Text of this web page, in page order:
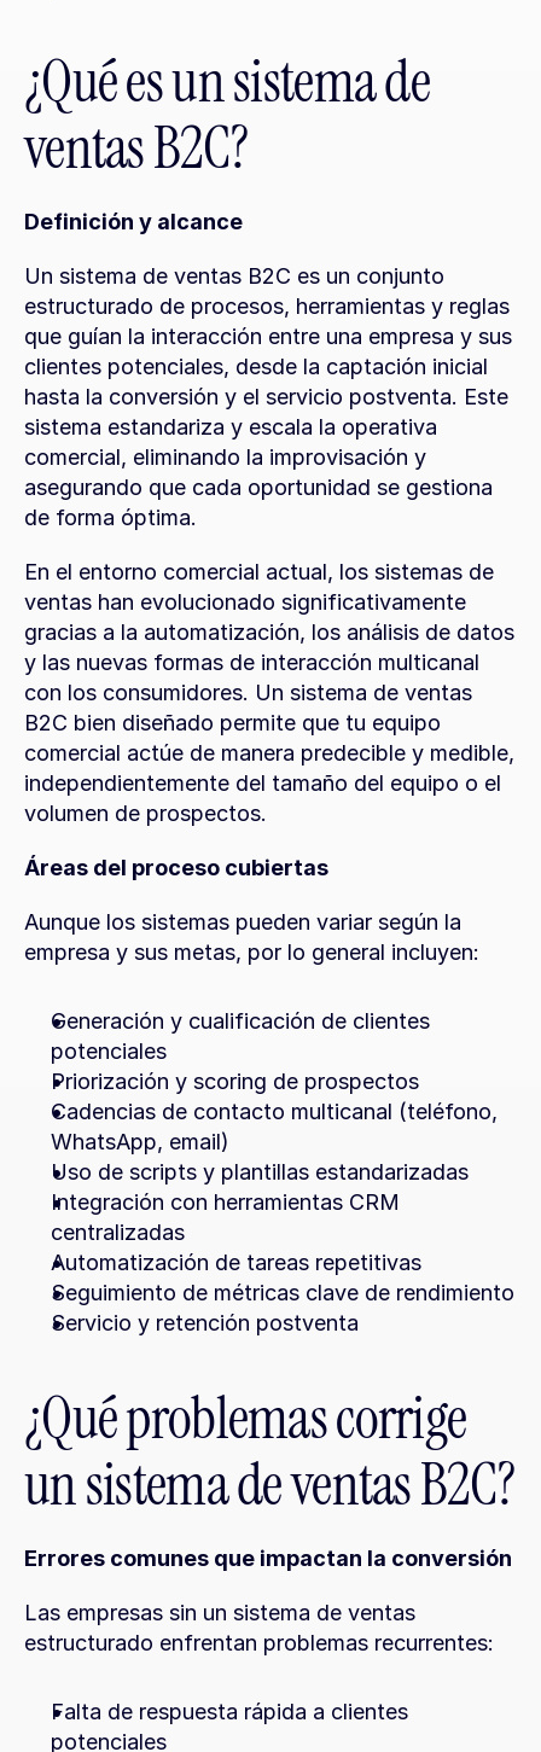
¿Qué es un sistema de
ventas B2C?
Definición y alcance
Un sistema de ventas B2C es un conjunto
estructurado de procesos, herramientas y reglas
que guían la interacción entre una empresa y sus
clientes potenciales, desde la captación inicial
hasta la conversión y el servicio postventa. Este
sistema estandariza y escala la operativa
comercial, eliminando la improvisación y
asegurando que cada oportunidad se gestiona
de forma óptima.
En el entorno comercial actual, los sistemas de
ventas han evolucionado significativamente
gracias a la automatización, los análisis de datos
y las nuevas formas de interacción multicanal
con los consumidores. Un sistema de ventas
B2C bien diseñado permite que tu equipo
comercial actúe de manera predecible y medible,
independientemente del tamaño del equipo o el
volumen de prospectos.
Áreas del proceso cubiertas
Aunque los sistemas pueden variar según la
empresa y sus metas, por lo general incluyen:
Generación y cualificación de clientes
potenciales
Priorización y scoring de prospectos
Cadencias de contacto multicanal (teléfono,
WhatsApp, email)
Uso de scripts y plantillas estandarizadas
Integración con herramientas CRM
centralizadas
Automatización de tareas repetitivas
Seguimiento de métricas clave de rendimiento
Servicio y retención postventa
¿Qué problemas corrige
un sistema de ventas B2C?
Errores comunes que impactan la conversión
Las empresas sin un sistema de ventas
estructurado enfrentan problemas recurrentes:
Falta de respuesta rápida a clientes
potenciales